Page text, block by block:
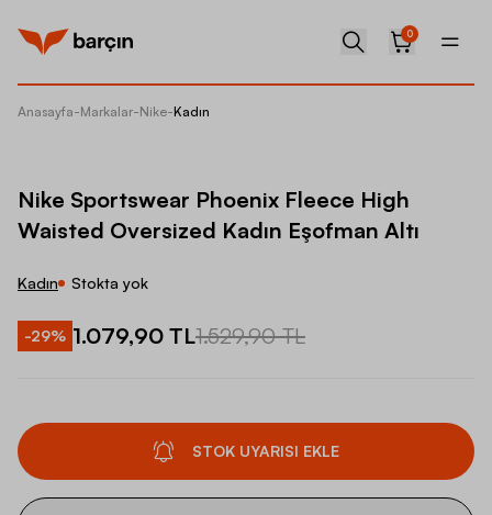
0
Anasayfa-Markalar-Nike-Kadın
Nike Sportswear Phoenix Fleece High
Waisted Oversized Kadın Eşofman Altı
Kadın Stokta yok
-29% 1.079,90 TL1.529,90 TL
STOK UYARISI EKLE